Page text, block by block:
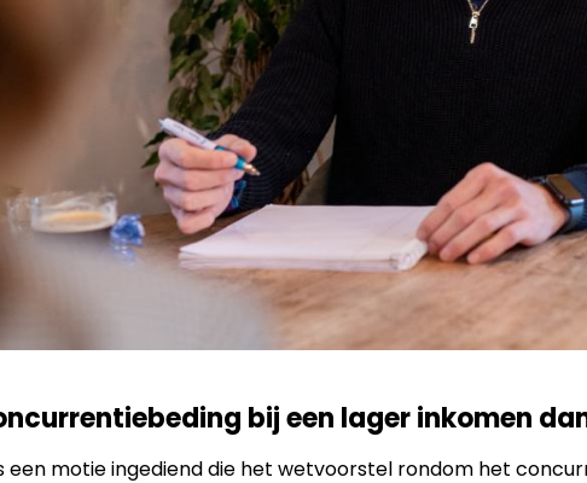
bij een lager inkomen
een motie ingediend die het wetvoorstel rondom het